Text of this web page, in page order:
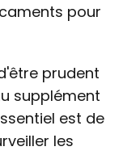
pour
prudent
supplément
est de
les